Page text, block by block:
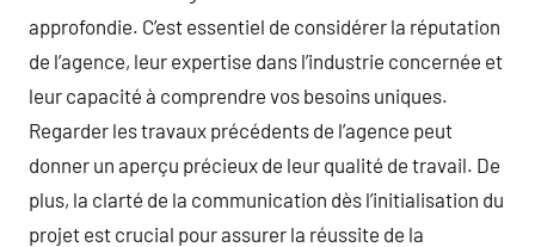
approfondie. C’est essentiel de considérer la réputation
de l’agence, leur expertise dans l’industrie concernée et
leur capacité à comprendre vos besoins uniques.
Regarder les travaux précédents de l’agence peut
donner un aperçu précieux de leur qualité de travail. De
plus, la clarté de la communication dès l’initialisation du
projet est crucial pour assurer la réussite de la